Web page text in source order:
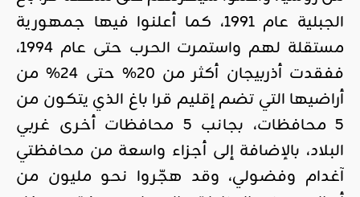
الجبلية عام 1991، كما أعلنوا فيها جمهورية
مستقلة لهم واستمرت الحرب حتى عام 1994،
ففقدت أذربيجان أكثر من 20% حتى 24% من
أراضيها التي تضم إقليم قرا باغ الذي يتكون من
5 محافظات، بجانب 5 محافظات أخرى غربي
البلاد، بالإضافة إلى أجزاء واسعة من محافظتي
آغدام وفضولي، وقد هجّروا نحو مليون من